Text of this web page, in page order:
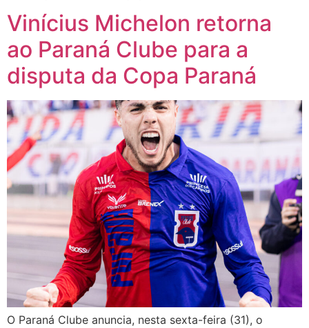
Vinícius Michelon retorna
ao Paraná Clube para a
disputa da Copa Paraná
O Paraná Clube anuncia, nesta sexta-feira (31), o